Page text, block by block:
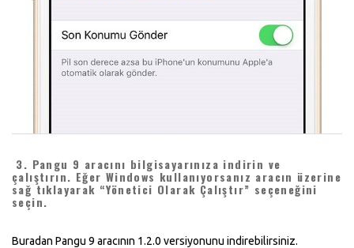
3. Pangu 9 aracını bilgisayarınıza indirin ve
çalıştırın. Eğer Windows kullanıyorsanız aracın üzerine
sağ tıklayarak “Yönetici Olarak Çalıştır” seçeneğini
seçin.
Buradan Pangu 9 aracının 1.2.0 versiyonunu indirebilirsiniz.